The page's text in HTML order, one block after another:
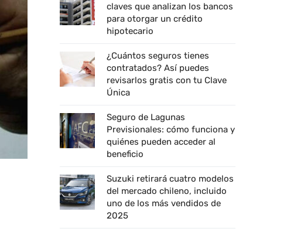
claves que analizan los bancos
para otorgar un crédito
hipotecario
¿Cuántos seguros tienes
contratados? Así puedes
revisarlos gratis con tu Clave
Única
Seguro de Lagunas
Previsionales: cómo funciona y
quiénes pueden acceder al
beneficio
Suzuki retirará cuatro modelos
del mercado chileno, incluido
uno de los más vendidos de
2025